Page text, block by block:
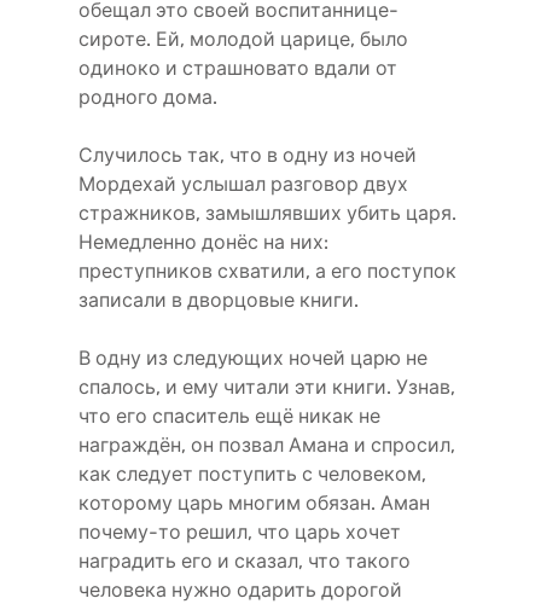
обещал это своей воспитаннице-
сироте. Ей, молодой царице, было
одиноко и страшновато вдали от
родного дома.
Случилось так, что в одну из ночей
Мордехай услышал разговор двух
стражников, замышлявших убить царя.
Немедленно донёс на них:
преступников схватили, а его поступок
записали в дворцовые книги.
В одну из следующих ночей царю не
спалось, и ему читали эти книги. Узнав,
что его спаситель ещё никак не
награждён, он позвал Амана и спросил,
как следует поступить с человеком,
которому царь многим обязан. Аман
почему-то решил, что царь хочет
наградить его и сказал, что такого
человека нужно одарить дорогой